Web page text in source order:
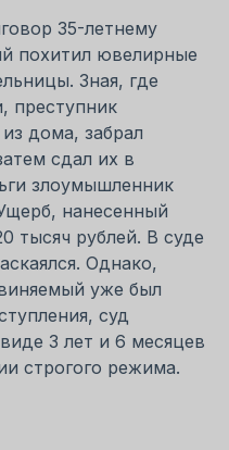
35-летнему
похитил ювелирные
Зная, где
преступник
дома, забрал
сдал их в
злоумышленник
нанесенный
тысяч рублей. В суде
Однако,
уже был
суд
3 лет и 6 месяцев
строгого режима.